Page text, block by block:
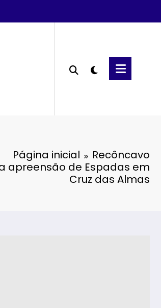
Página inicial
Recôncavo
apreensão de Espadas em
Cruz das Almas